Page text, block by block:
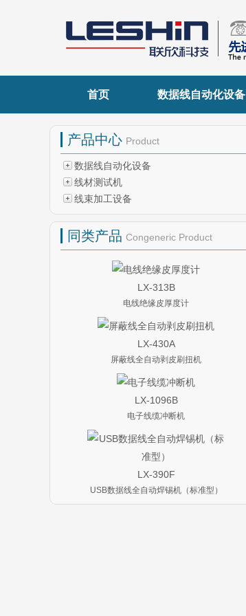
首页 数据线自动化设备
产品中心 Product
数据线自动化设备
线材测试机
线束加工设备
同类产品 Congeneric Product
LX-313B
电线绝缘皮厚度计
LX-430A
屏蔽线全自动剥皮刷扭机
LX-1096B
电子线缆冲断机
LX-390F
USB数据线全自动焊锡机（标准型）